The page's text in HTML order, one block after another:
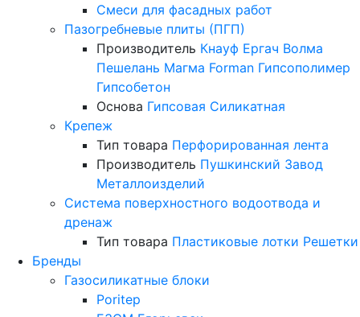
Смеси для фасадных работ
Пазогребневые плиты (ПГП)
Производитель Кнауф Ергач Волма
Пешелань Магма Forman Гипсополимер
Гипсобетон
Основа Гипсовая Силикатная
Крепеж
Тип товара Перфорированная лента
Производитель Пушкинский Завод
Металлоизделий
Система поверхностного водоотвода и
дренаж
Тип товара Пластиковые лотки Решетки
Бренды
Газосиликатные блоки
Poritep